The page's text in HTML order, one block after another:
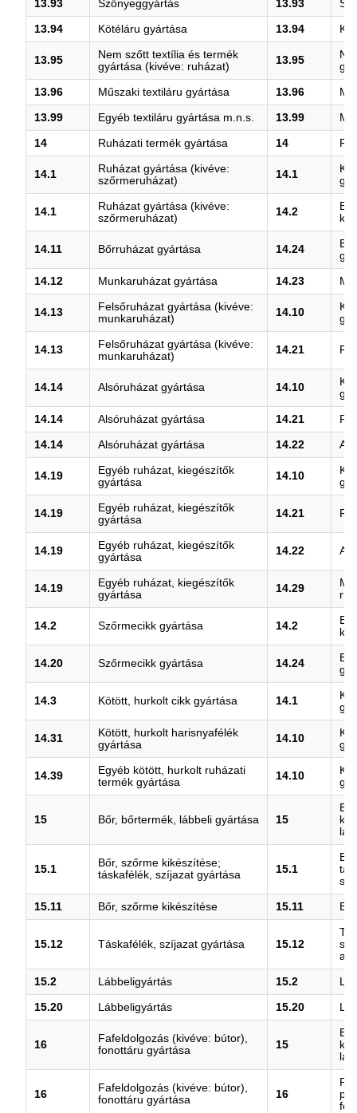
13.93 Szőnyeggyártás 13.93
13.94 Kötéláru gyártása 13.94
13.95
Nem szőtt textília és termék
gyártása (kivéve: ruházat)
13.95
13.96 Műszaki textiláru gyártása 13.96
13.99 Egyéb textiláru gyártása m.n.s. 13.99
14 Ruházati termék gyártása 14
14.1
Ruházat gyártása (kivéve:
szőrmeruházat)
14.1
14.1
Ruházat gyártása (kivéve:
szőrmeruházat)
14.2
14.11 Bőrruházat gyártása 14.24
14.12 Munkaruházat gyártása 14.23
14.13
Felsőruházat gyártása (kivéve:
munkaruházat)
14.10
14.13
Felsőruházat gyártása (kivéve:
munkaruházat)
14.21
14.14 Alsóruházat gyártása 14.10
14.14 Alsóruházat gyártása 14.21
14.14 Alsóruházat gyártása 14.22
14.19
Egyéb ruházat, kiegészítők
gyártása
14.10
14.19
Egyéb ruházat, kiegészítők
gyártása
14.21
14.19
Egyéb ruházat, kiegészítők
gyártása
14.22
14.19
Egyéb ruházat, kiegészítők
gyártása
14.29
14.2 Szőrmecikk gyártása 14.2
14.20 Szőrmecikk gyártása 14.24
14.3 Kötött, hurkolt cikk gyártása 14.1
14.31
Kötött, hurkolt harisnyafélék
gyártása
14.10
14.39
Egyéb kötött, hurkolt ruházati
termék gyártása
14.10
15 Bőr, bőrtermék, lábbeli gyártása 15
15.1
Bőr, szőrme kikészítése;
táskafélék, szíjazat gyártása
15.1
15.11 Bőr, szőrme kikészítése 15.11
15.12 Táskafélék, szíjazat gyártása 15.12
15.2 Lábbeligyártás 15.2
15.20 Lábbeligyártás 15.20
16
Fafeldolgozás (kivéve: bútor),
fonottáru gyártása
15
16
Fafeldolgozás (kivéve: bútor),
fonottáru gyártása
16